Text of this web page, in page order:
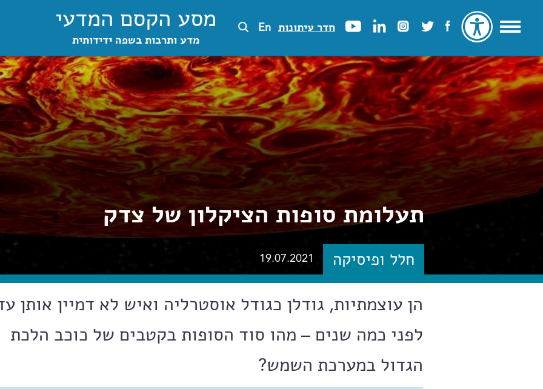
חדר עיתונות En מסע הקסם המדעי
מדע ותרבות בשפה ידידותית
תעלומת סופות הציקלון של צדק
חלל ופיסיקה 19.07.2021
הן עוצמתיות, גודלן כגודל אוסטרליה ואיש לא דמיין אותן
לפני כמה שנים – מהו סוד הסופות בקטבים של כוכב הלכת
הגדול במערכת השמש?